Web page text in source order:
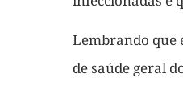
Lembrando que
de saúde geral